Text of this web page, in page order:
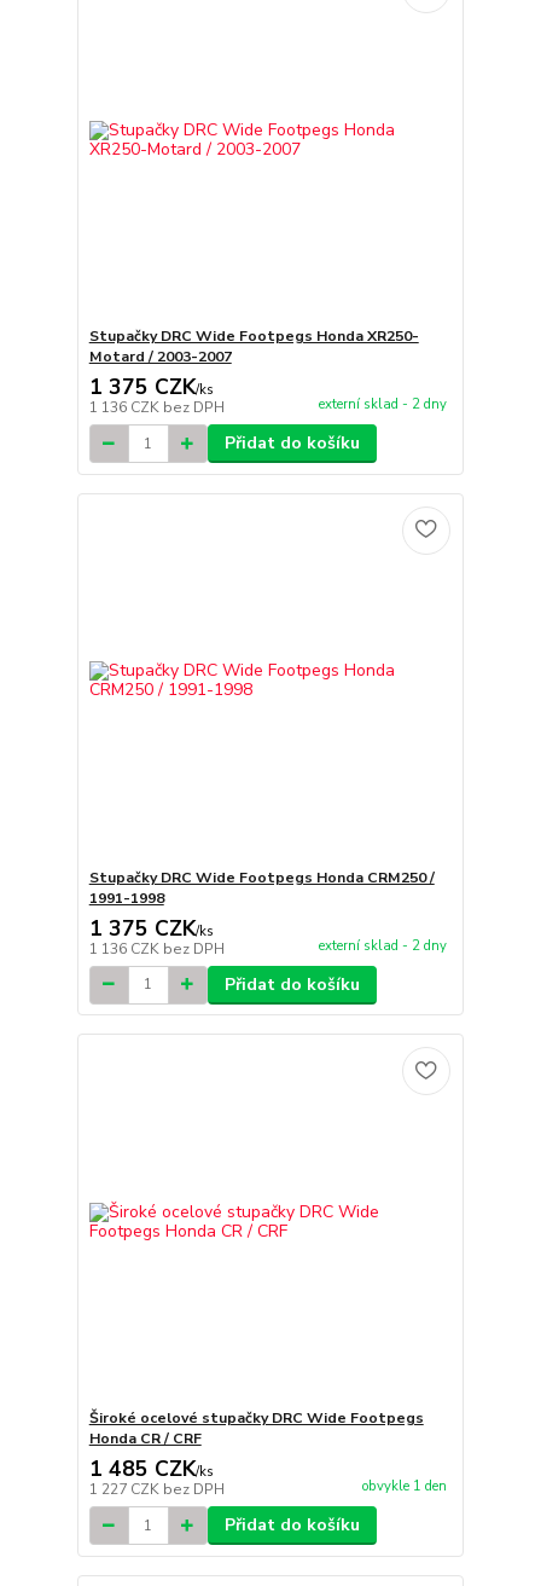
Stupačky DRC Wide Footpegs Honda XR250-
Motard / 2003-2007
1 375 CZK/ks
1 136 CZK bez DPH externí sklad - 2 dny
Přidat do košíku
Stupačky DRC Wide Footpegs Honda CRM250 /
1991-1998
1 375 CZK/ks
1 136 CZK bez DPH externí sklad - 2 dny
Přidat do košíku
Široké ocelové stupačky DRC Wide Footpegs
Honda CR / CRF
1 485 CZK/ks
1 227 CZK bez DPH obvykle 1 den
Přidat do košíku